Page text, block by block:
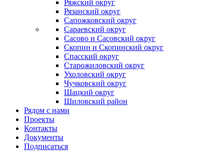
Ряжский округ
Рязанский округ
Сапожковский округ
Сараевский округ
Сасово и Сасовский округ
Скопин и Скопинский округ
Спасский округ
Старожиловский округ
Ухоловский округ
Чучковский округ
Шацкий округ
Шиловский район
Рядом с нами
Проекты
Контакты
Документы
Подписаться